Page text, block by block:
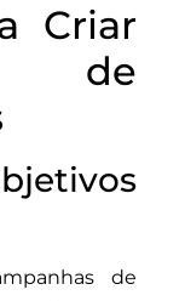
Criar
de
de